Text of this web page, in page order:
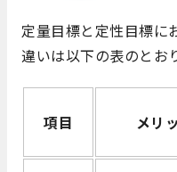
定量目標と定性目標に
違いは以下の表のとお
項目 メリ